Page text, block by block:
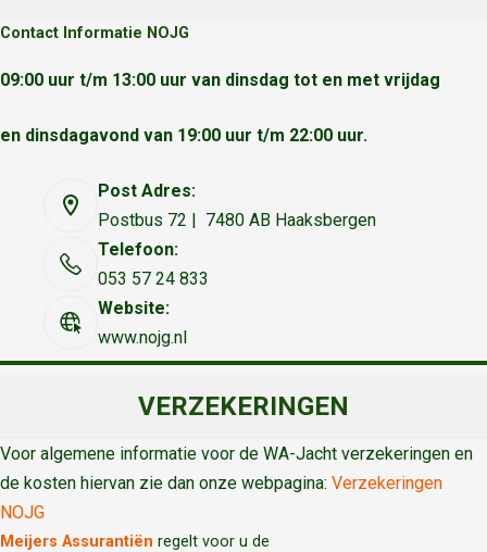
Contact Informatie NOJG
09:00 uur t/m 13:00 uur van dinsdag tot en met vrijdag
en dinsdagavond van 19:00 uur t/m 22:00 uur.
Post Adres:
Postbus 72 | 7480 AB Haaksbergen
Telefoon:
053 57 24 833
Website:
www.nojg.nl
VERZEKERINGEN
Voor algemene informatie voor de WA-Jacht verzekeringen en
de kosten hiervan zie dan onze webpagina: Verzekeringen
NOJG
Meijers Assurantiën regelt voor u de